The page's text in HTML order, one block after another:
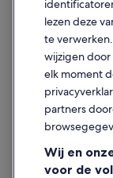
https://
https://
https://
https://
https://
lezen deze
te
wijzigen
elk moment
partners
Wij en
voor de